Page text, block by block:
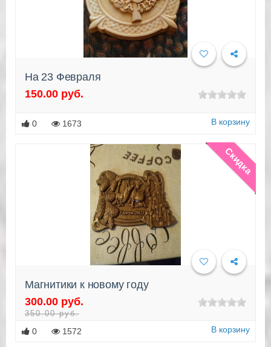
На 23 Февраля
150.00 руб.
0 1673 В корзину
Скидка
Магнитики к новому году
300.00 руб.
350.00 руб.
0 1572 В корзину